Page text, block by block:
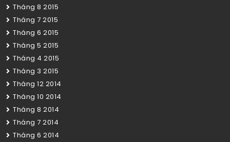
Tháng 8 2015
Tháng 7 2015
Tháng 6 2015
Tháng 5 2015
Tháng 4 2015
Tháng 3 2015
Tháng 12 2014
Tháng 10 2014
Tháng 8 2014
Tháng 7 2014
Tháng 6 2014